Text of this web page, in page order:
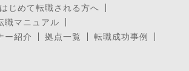
はじめて転職される方へ
職マニュアル
ー紹介
拠点一覧
転職成功事例